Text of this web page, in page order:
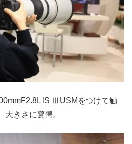
IS ⅢUSMをつけて触
大きさに驚愕。